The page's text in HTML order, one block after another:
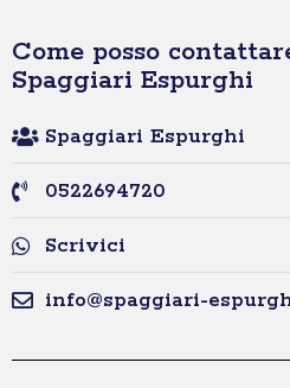
Come posso
Spaggiari Espurghi
Spaggiari Espurghi
0522694720
Scrivici
info@spaggiari-